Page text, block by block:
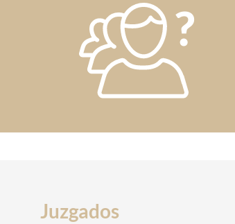
Juzgados